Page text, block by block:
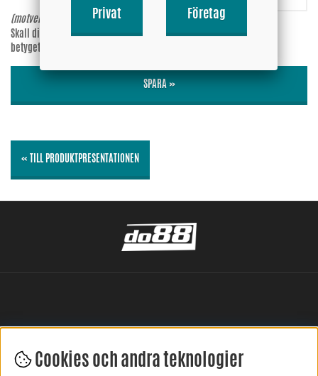
(motverkar spam)
Skall din epost-adress synas vid
betyget?
Ja
SPARA »
« TILL PRODUKTPRESENTATIONEN
LÄMNA DIN RECENSION HÄR
Cookies och andra teknologier
Privat Företag